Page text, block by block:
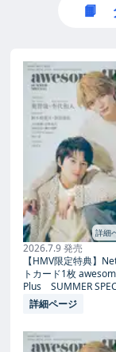
📙
詳細
2026.7.9 発売
【HMV限定特典】
トカード1枚
Plus SUMMER
詳細ページ